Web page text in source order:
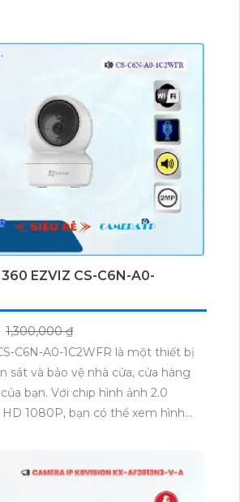
EZVIZ CS-C6N-A0-
1,300,000 ₫
C6N-A0-1C2WFR là một thiết bị
sát và bảo vệ nhà cửa, cửa hàng
bạn. Với chip hình ảnh 2.0
1080P, bạn có thể xem hình
nghệ hồng ngoại EXIR, cho phép
kiện ánh sáng yếu với khoảng